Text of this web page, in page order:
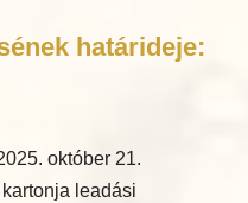
határideje:
október 21.
leadási